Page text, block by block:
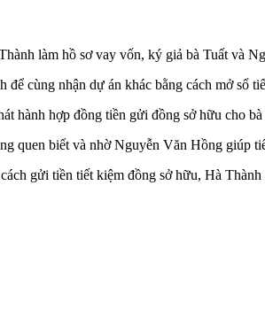
làm hồ sơ vay vốn, ký giả bà Tuất và
cùng nhận dự án khác bằng cách mở sổ
hành hợp đồng tiền gửi đồng sở hữu cho
quen biết và nhờ Nguyễn Văn Hồng giúp
gửi tiền tiết kiệm đồng sở hữu, Hà